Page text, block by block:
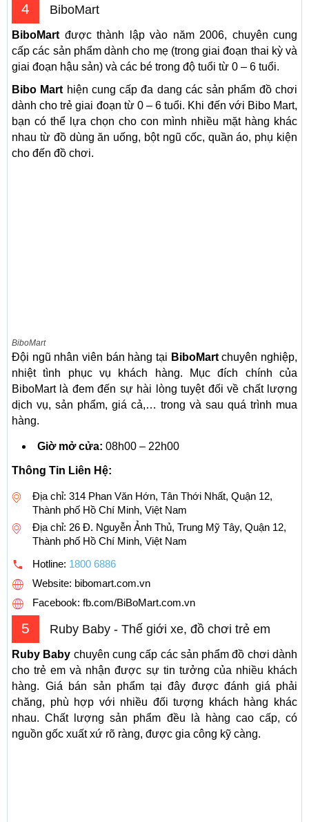
4 BiboMart
BiboMart được thành lập vào năm 2006, chuyên cung
cấp các sản phẩm dành cho mẹ (trong giai đoạn thai kỳ và
giai đoạn hậu sản) và các bé trong độ tuổi từ 0 – 6 tuổi.
Bibo Mart hiện cung cấp đa dang các sản phẩm đồ chơi
dành cho trẻ giai đoạn từ 0 – 6 tuổi. Khi đến với Bibo Mart,
bạn có thể lựa chọn cho con mình nhiều mặt hàng khác
nhau từ đồ dùng ăn uống, bột ngũ cốc, quần áo, phụ kiện
cho đến đồ chơi.
BiboMart
Đội ngũ nhân viên bán hàng tại BiboMartchuyên nghiệp,
nhiệt tình phục vụ khách hàng. Mục đích chính của
BiboMart là đem đến sự hài lòng tuyệt đối về chất lượng
dịch vụ, sản phẩm, giá cả,… trong và sau quá trình mua
hàng.
Giờ mở cửa: 08h00 – 22h00
Thông Tin Liên Hệ:
Địa chỉ: 314 Phan Văn Hớn, Tân Thới Nhất, Quận 12,
Thành phố Hồ Chí Minh, Việt Nam
Địa chỉ: 26 Đ. Nguyễn Ảnh Thủ, Trung Mỹ Tây, Quận 12,
Thành phố Hồ Chí Minh, Việt Nam
Hotline: 1800 6886
Website: bibomart.com.vn
Facebook: fb.com/BiBoMart.com.vn
5 Ruby Baby - Thế giới xe, đồ chơi trẻ em
Ruby Baby chuyên cung cấp các sản phẩm đồ chơi dành
cho trẻ em và nhận được sự tin tưởng của nhiều khách
hàng. Giá bán sản phẩm tại đây được đánh giá phải
chăng, phù hợp với nhiều đối tượng khách hàng khác
nhau. Chất lượng sản phẩm đều là hàng cao cấp, có
nguồn gốc xuất xứ rõ ràng, được gia công kỹ càng.